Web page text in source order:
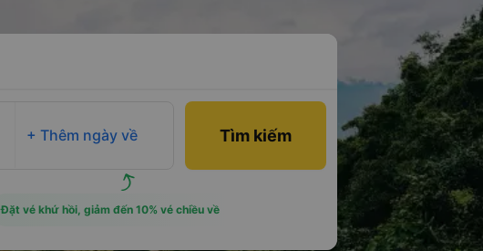
+ Thêm ngày về Tìm kiếm
Đặt vé khứ hồi, giảm đến 10% vé chiều về